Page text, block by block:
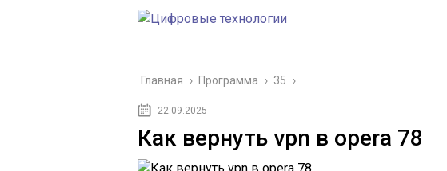
Главная › Программа › 35 ›
22.09.2025
Как вернуть vpn в opera 78